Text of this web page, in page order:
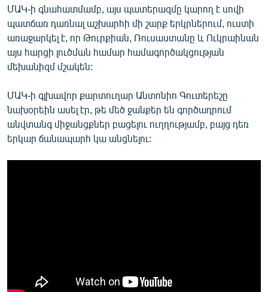
ՄԱԿ-ի գնահատմամբ, այս պատերազմը կարող է սովի
պատճառ դառնալ աշխարհի մի շարք երկրներում, ուստի
առաջարկել է, որ Թուրքիան, Ռուսաստանը և Ուկրաինան
այս հարցի լուծման համար համագործակցության
մեխանիզմ մշակեն:
ՄԱԿ-ի գլխավոր քարտուղար Անտոնիո Գուտերեշը
նախօրեին ասել էր, թե մեծ ջանքեր են գործադրում
անվտանգ միջանցքներ բացելու ուղղությամբ, բայց դեռ
երկար ճանապարհ կա անցնելու: